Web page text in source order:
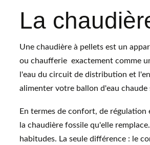
La
Une chaudière à pellets est un
ou chaufferie  exactement comme
l'eau du circuit de distribution et
alimenter votre ballon d'eau chaude
En termes de confort, de
la chaudière fossile qu'elle
habitudes. La seule différence : le